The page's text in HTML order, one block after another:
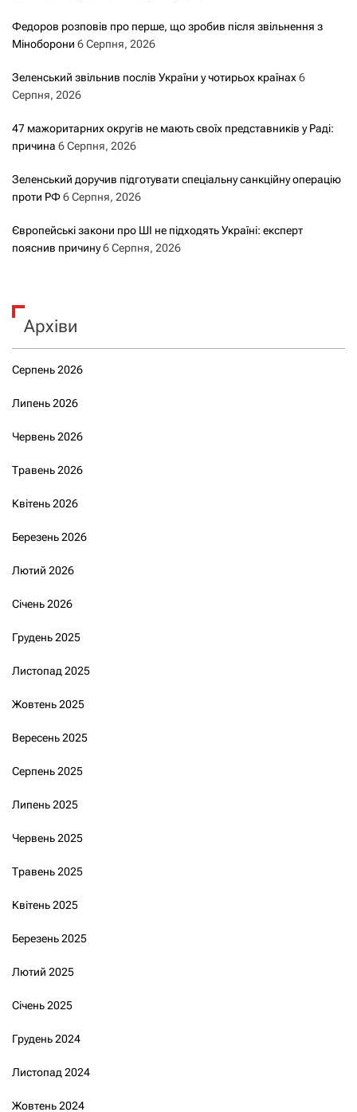
Федоров розповів про перше, що зробив після звільнення з
Міноборони 6 Серпня, 2026
Зеленський звільнив послів України у чотирьох країнах 6
Серпня, 2026
47 мажоритарних округів не мають своїх представників у Раді:
причина 6 Серпня, 2026
Зеленський доручив підготувати спеціальну санкційну операцію
проти РФ6 Серпня, 2026
Європейські закони про ШІ не підходять Україні: експерт
пояснив причину6 Серпня, 2026
Архіви
Серпень 2026
Липень 2026
Червень 2026
Травень 2026
Квітень 2026
Березень 2026
Лютий 2026
Січень 2026
Грудень 2025
Листопад 2025
Жовтень 2025
Вересень 2025
Серпень 2025
Липень 2025
Червень 2025
Травень 2025
Квітень 2025
Березень 2025
Лютий 2025
Січень 2025
Грудень 2024
Листопад 2024
Жовтень 2024